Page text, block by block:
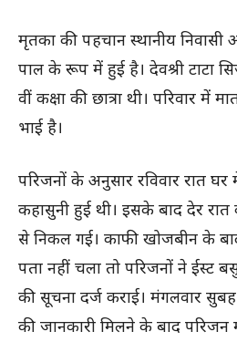
मृतका की पहचान स्थानीय निवासी
पाल के रूप में हुई है। देवश्री टाटा
वीं कक्षा की छात्रा थी। परिवार में
भाई है।
परिजनों के अनुसार रविवार रात
कहासुनी हुई थी। इसके बाद देर रात
से निकल गई। काफी खोजबीन के
पता नहीं चला तो परिजनों ने ईस्ट
की सूचना दर्ज कराई। मंगलवार
की जानकारी मिलने के बाद